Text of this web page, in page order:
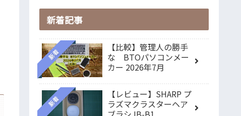
新着記事
新着
【比較】管理人の勝手
な BTOパソコンメー
カー 2026年7月
新着
【レビュー】SHARP プ
ラズマクラスターヘア